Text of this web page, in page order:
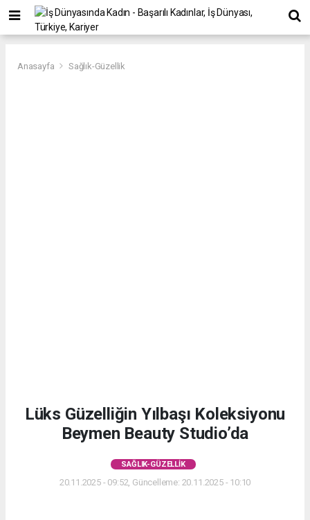
Anasayfa Sağlık-Güzellik
Lüks Güzelliğin Yılbaşı Koleksiyonu
Beymen Beauty Studio’da
SAĞLIK-GÜZELLIK
20.11.2025 - 09:52, Güncelleme: 20.11.2025 - 10:10